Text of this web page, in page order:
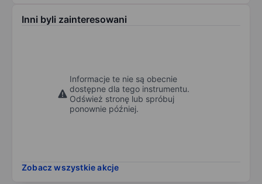
Inni byli zainteresowani
Informacje te nie są obecnie
dostępne dla tego instrumentu.
Odśwież stronę lub spróbuj
ponownie później.
Zobacz wszystkie akcje